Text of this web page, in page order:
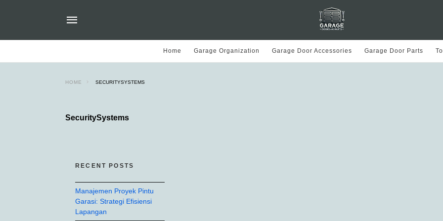
Home Garage Organization Garage Door Accessories Garage Door Parts
HOME SECURITYSYSTEMS
SecuritySystems
RECENT POSTS
Manajemen Proyek Pintu
Garasi: Strategi Efisiensi
Lapangan